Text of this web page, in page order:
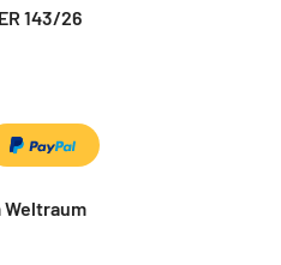
143/26
Weltraum